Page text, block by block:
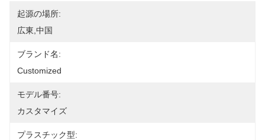
起源の場所:
広東,中国
ブランド名:
Customized
モデル番号:
カスタマイズ
プラスチック型: